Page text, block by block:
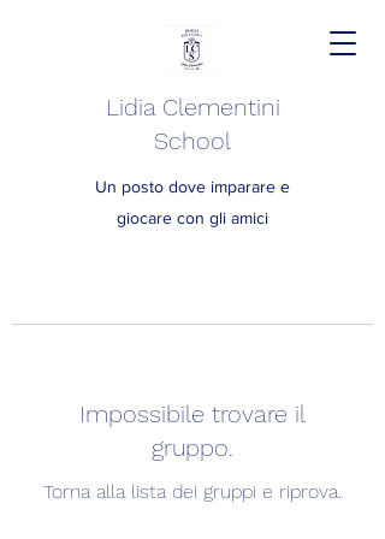
Lidia Clementini
School
Un posto dove imparare e
giocare con gli amici
Impossibile trovare il
gruppo.
Torna alla lista dei gruppi e riprova.